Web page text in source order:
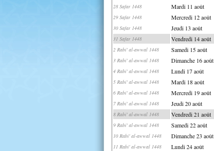
28 Safar 1448 Mardi 11 août
29 Safar 1448 Mercredi 12 août
30 Safar 1448 Jeudi 13 août
31 Safar 1448 Vendredi 14 août
2 Rabi' al-awwal 1448 Samedi 15 août
3 Rabi' al-awwal 1448 Dimanche 16 août
4 Rabi' al-awwal 1448 Lundi 17 août
5 Rabi' al-awwal 1448 Mardi 18 août
6 Rabi' al-awwal 1448 Mercredi 19 août
7 Rabi' al-awwal 1448 Jeudi 20 août
8 Rabi' al-awwal 1448 Vendredi 21 août
9 Rabi' al-awwal 1448 Samedi 22 août
10 Rabi' al-awwal 1448 Dimanche 23 août
11 Rabi' al-awwal 1448 Lundi 24 août